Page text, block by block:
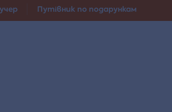
Путівник по подарункам